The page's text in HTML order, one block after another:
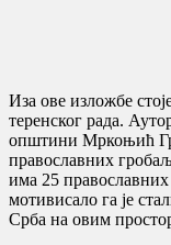
Иза ове изложбе
теренског рада.
општини Мркоњић
православних
има 25 православних
мотивисало га је
Срба на овим